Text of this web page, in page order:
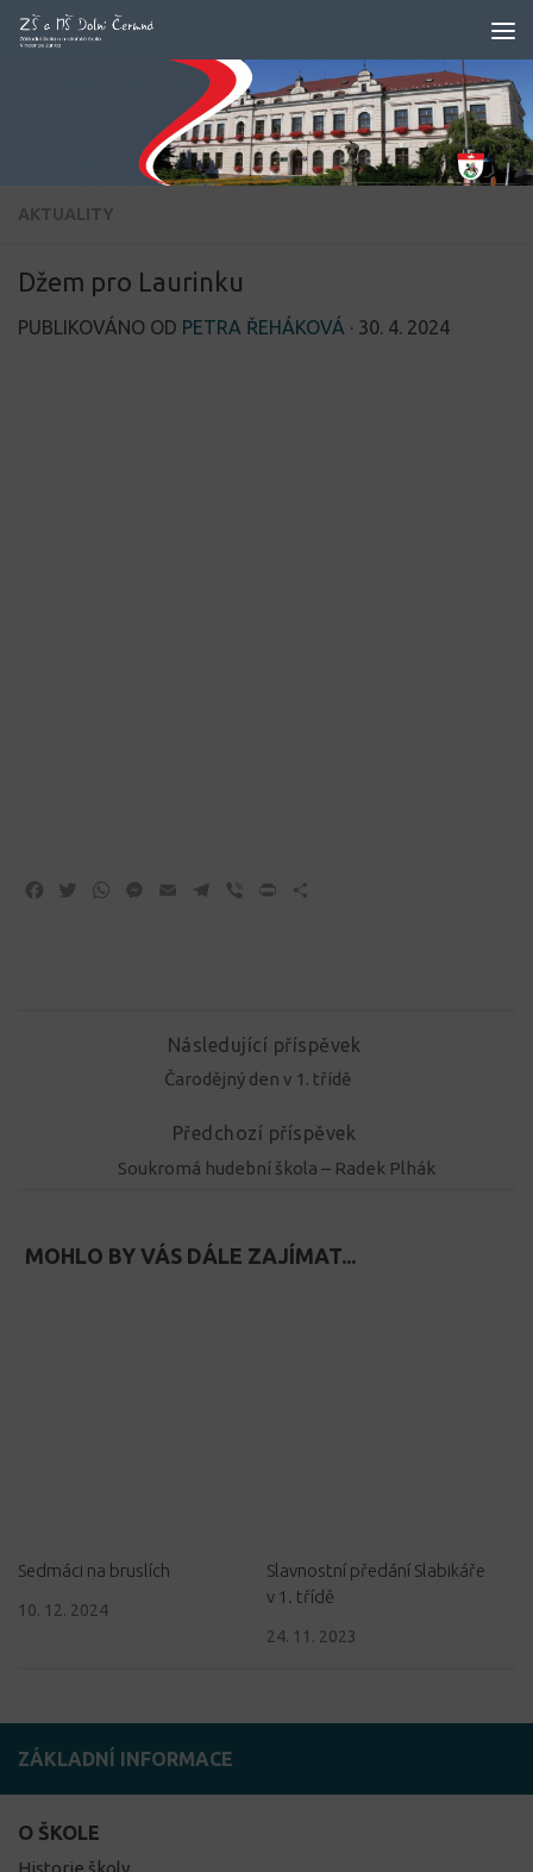
Skip to content
AKTUALITY
Džem pro Laurinku
PUBLIKOVÁNO OD PETRA ŘEHÁKOVÁ · 30. 4. 2024
Facebook
TwitterWhatsApp
Messenger
Email Telegram
Viber Print
Následující příspěvek
Čarodějný den v 1. třídě
Předchozí příspěvek
Soukromá hudební škola – Radek Plhák
MOHLO BY VÁS DÁLE ZAJÍMAT...
Sedmáci na bruslích
10. 12. 2024
Slavnostní předání Slabikáře
v 1. třídě
24. 11. 2023
ZÁKLADNÍ INFORMACE
O ŠKOLE
Historie školy